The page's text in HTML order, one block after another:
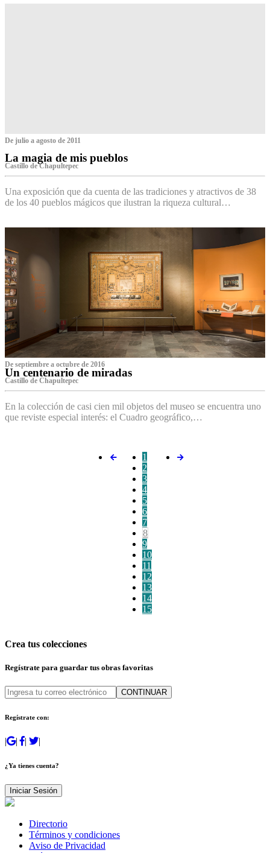
De julio a agosto de 2011
La magia de mis pueblos
Castillo de Chapultepec
Una exposición que da cuenta de las tradiciones y atractivos de 38
de los 40 pueblos mágicos que ilustran la riqueza cultural…
De septiembre a octubre de 2016
Un centenario de miradas
Castillo de Chapultepec
En la colección de casi cien mil objetos del museo se encuentra uno
que reviste especial interés: el Cuadro geográfico,…
1
2
3
4
5
6
7
8
9
10
11
12
13
14
15
Crea tus colecciones
Regístrate para guardar tus obras favoritas
CONTINUAR
Regístrate con:
| | | |
¿Ya tienes cuenta?
Iniciar Sesión
Directorio
Términos y condiciones
Aviso de Privacidad